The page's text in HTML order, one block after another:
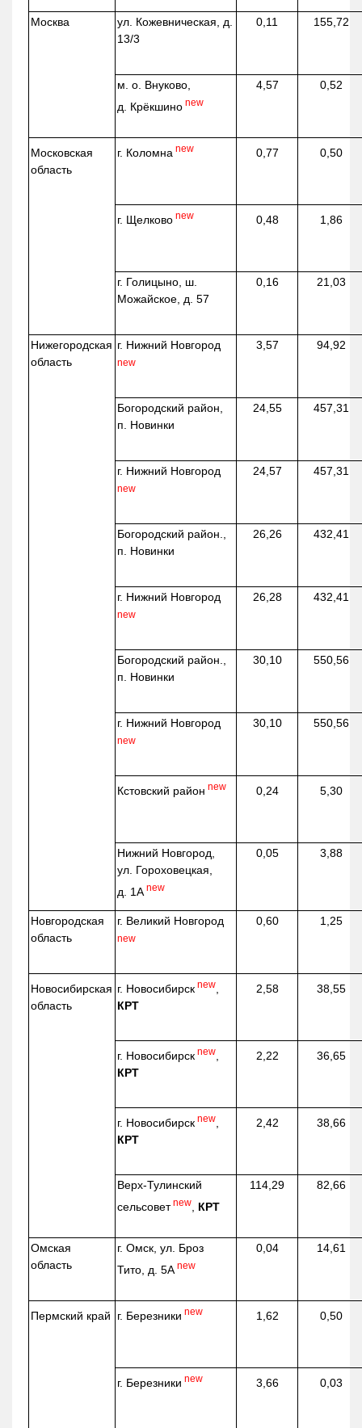
Москва ул. Кожевническая , д.
13/3
0,11 155,72
м. о. Внуково,
д. Крёкшино new
4,57 0,52
Московская
область
г. Коломна new 0,77 0,50
г. Щелково new 0,48 1,86
г. Голицыно, ш.
Можайское, д. 57
0,16 21,03
Нижегородская
область
г. Нижний Новгород
new
3,57 94,92
Богородский район,
п. Новинки
24,55 457,31
г. Нижний Новгород
new
24,57 457,31
Богородский район.,
п. Новинки
26,26 432,41
г. Нижний Новгород
new
26,28 432,41
Богородский район.,
п. Новинки
30,10 550,56
г. Нижний Новгород
new
30,10 550,56
Кстовский район new 0,24 5,30
Нижний Новгород,
ул. Гороховецкая,
д. 1А new
0,05 3,88
Новгородская
область
г. Великий Новгород
new
0,60 1,25
Новосибирская
область
г. Новосибирск new
КРТ
2,58 38,55
г. Новосибирск new
КРТ
2,22 36,65
г. Новосибирск new
КРТ
2,42 38,66
Верх-Тулинский
сельсовет new КРТ
114,29 82,66
Омская
область
г. Омск, ул. Броз
Тито, д. 5А new
0,04 14,61
Пермский край г. Березники new 1,62 0,50
г. Березники new 3,66 0,03